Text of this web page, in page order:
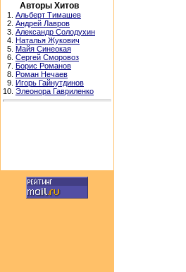
Авторы Хитов
1. Альберт Тимашев
2. Андрей Лавров
3. Александр Солодухин
4. Наталья Жукович
5. Майя Синеокая
6. Сергей Сморовоз
7. Борис Романов
8. Роман Нечаев
9. Игорь Гайнутдинов
10. Элеонора Гавриленко